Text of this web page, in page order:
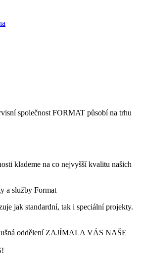
společnost FORMAT působí na trhu
klademe na co nejvyšší kvalitu našich
a služby Format
jak standardní, tak i speciální projekty.
oddělení ZAJÍMALA VÁS NAŠE